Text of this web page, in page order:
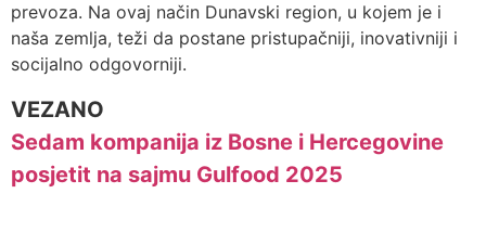
prevoza. Na ovaj način Dunavski region, u kojem je i
naša zemlja, teži da postane pristupačniji, inovativniji i
socijalno odgovorniji.
VEZANO
Sedam kompanija iz Bosne i Hercegovine
posjetit na sajmu Gulfood 2025